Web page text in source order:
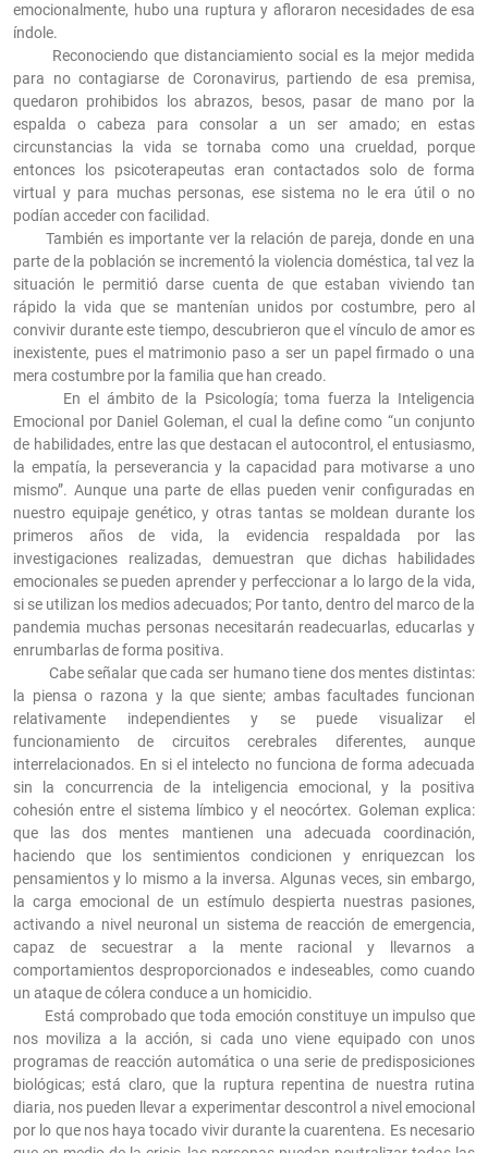
emocionalmente, hubo una ruptura y afloraron necesidades de esa
índole.
Reconociendo que distanciamiento social es la mejor medida
para no contagiarse de Coronavirus, partiendo de esa premisa,
quedaron prohibidos los abrazos, besos, pasar de mano por la
espalda o cabeza para consolar a un ser amado; en estas
circunstancias la vida se tornaba como una crueldad, porque
entonces los psicoterapeutas eran contactados solo de forma
virtual y para muchas personas, ese sistema no le era útil o no
podían acceder con facilidad.
También es importante ver la relación de pareja, donde en una
parte de la población se incrementó la violencia doméstica, tal vez la
situación le permitió darse cuenta de que estaban viviendo tan
rápido la vida que se mantenían unidos por costumbre, pero al
convivir durante este tiempo, descubrieron que el vínculo de amor es
inexistente, pues el matrimonio paso a ser un papel firmado o una
mera costumbre por la familia que han creado.
En el ámbito de la Psicología; toma fuerza la Inteligencia
Emocional por Daniel Goleman, el cual la define como “un conjunto
de habilidades, entre las que destacan el autocontrol, el entusiasmo,
la empatía, la perseverancia y la capacidad para motivarse a uno
mismo”. Aunque una parte de ellas pueden venir configuradas en
nuestro equipaje genético, y otras tantas se moldean durante los
primeros años de vida, la evidencia respaldada por las
investigaciones realizadas, demuestran que dichas habilidades
emocionales se pueden aprender y perfeccionar a lo largo de la vida,
si se utilizan los medios adecuados; Por tanto, dentro del marco de la
pandemia muchas personas necesitarán readecuarlas, educarlas y
enrumbarlas de forma positiva.
Cabe señalar que cada ser humano tiene dos mentes distintas:
la piensa o razona y la que siente; ambas facultades funcionan
relativamente independientes y se puede visualizar el
funcionamiento de circuitos cerebrales diferentes, aunque
interrelacionados. En si el intelecto no funciona de forma adecuada
sin la concurrencia de la inteligencia emocional, y la positiva
cohesión entre el sistema límbico y el neocórtex. Goleman explica:
que las dos mentes mantienen una adecuada coordinación,
haciendo que los sentimientos condicionen y enriquezcan los
pensamientos y lo mismo a la inversa. Algunas veces, sin embargo,
la carga emocional de un estímulo despierta nuestras pasiones,
activando a nivel neuronal un sistema de reacción de emergencia,
capaz de secuestrar a la mente racional y llevarnos a
comportamientos desproporcionados e indeseables, como cuando
un ataque de cólera conduce a un homicidio.
Está comprobado que toda emoción constituye un impulso que
nos moviliza a la acción, si cada uno viene equipado con unos
programas de reacción automática o una serie de predisposiciones
biológicas; está claro, que la ruptura repentina de nuestra rutina
diaria, nos pueden llevar a experimentar descontrol a nivel emocional
por lo que nos haya tocado vivir durante la cuarentena. Es necesario